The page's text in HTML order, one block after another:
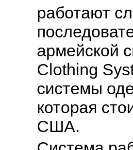
работают
армейской
Clothing
системы
которая
США.